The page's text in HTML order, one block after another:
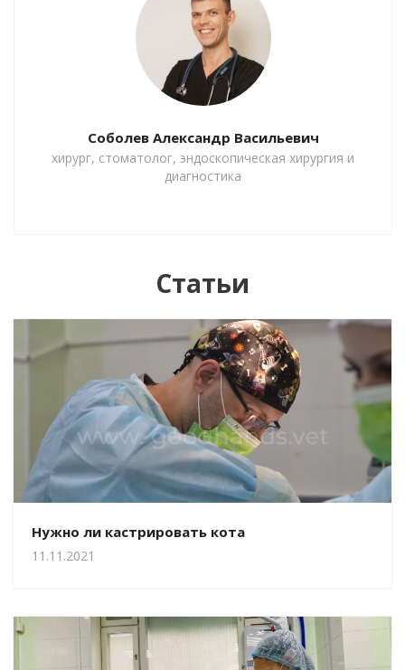
Соболев Александр Васильевич
хирург, стоматолог, эндоскопическая хирургия и
диагностика
Статьи
Нужно ли кастрировать кота
11.11.2021